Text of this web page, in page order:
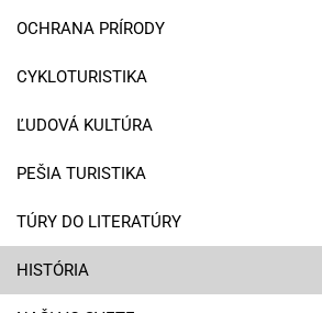
OCHRANA PRÍRODY
CYKLOTURISTIKA
ĽUDOVÁ KULTÚRA
PEŠIA TURISTIKA
TÚRY DO LITERATÚRY
HISTÓRIA